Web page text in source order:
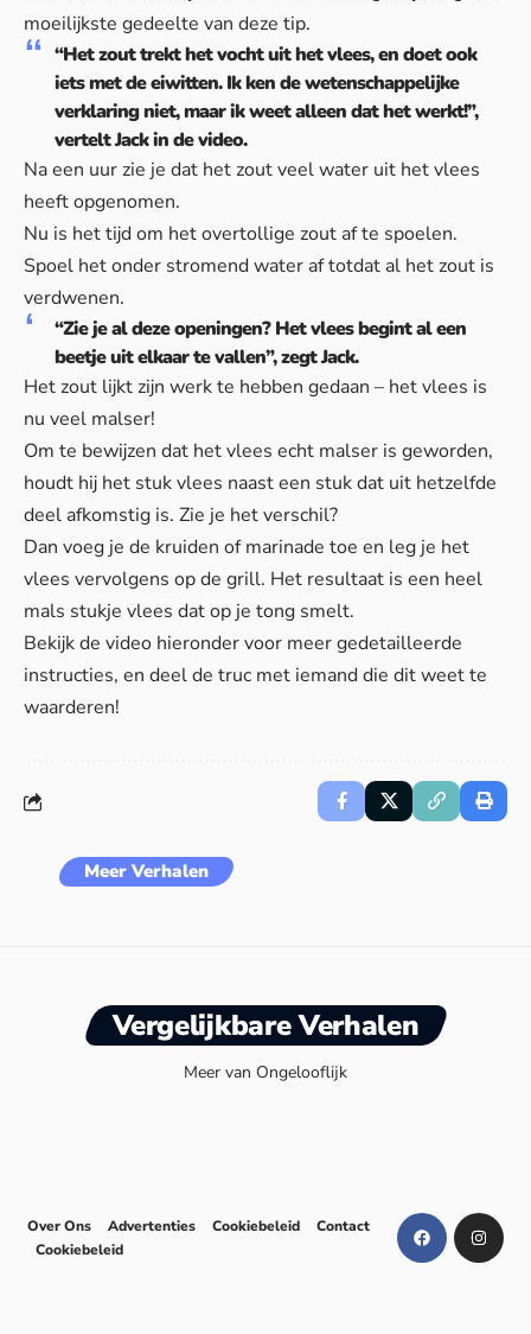
moeilijkste gedeelte van deze tip.
“Het zout trekt het vocht uit het vlees, en doet ook
iets met de eiwitten. Ik ken de wetenschappelijke
verklaring niet, maar ik weet alleen dat het werkt!”,
vertelt Jack in de video.
Na een uur zie je dat het zout veel water uit het vlees
heeft opgenomen.
Nu is het tijd om het overtollige zout af te spoelen.
Spoel het onder stromend water af totdat al het zout is
verdwenen.
“Zie je al deze openingen? Het vlees begint al een
beetje uit elkaar te vallen”, zegt Jack.
Het zout lijkt zijn werk te hebben gedaan – het vlees is
nu veel malser!
Om te bewijzen dat het vlees echt malser is geworden,
houdt hij het stuk vlees naast een stuk dat uit hetzelfde
deel afkomstig is. Zie je het verschil?
Dan voeg je de kruiden of marinade toe en leg je het
vlees vervolgens op de grill. Het resultaat is een heel
mals stukje vlees dat op je tong smelt.
Bekijk de video hieronder voor meer gedetailleerde
instructies, en deel de truc met iemand die dit weet te
waarderen!
Meer Verhalen
Vergelijkbare Verhalen
Meer van Ongelooflijk
Over Ons Advertenties Cookiebeleid
Contact
Cookiebeleid